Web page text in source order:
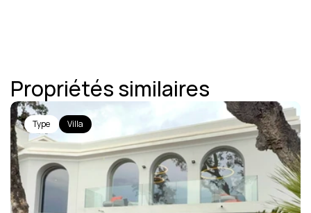
Propriétés similaires
Type Villa